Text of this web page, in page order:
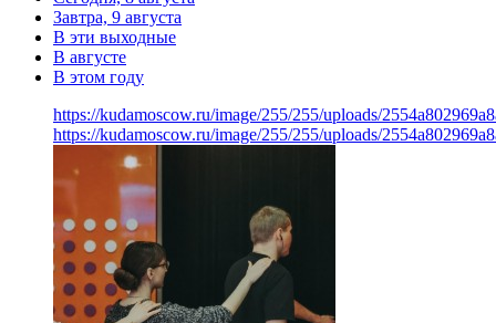
Завтра, 9 августа
В эти выходные
В августе
В этом году
https://kudamoscow.ru/image/255/255/uploads/
https://kudamoscow.ru/image/255/255/uploads/